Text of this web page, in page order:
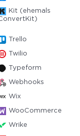
Kit (ehemals
Trello
Twilio
Typeform
Webhooks
Wix
WooCommerce
Wrike